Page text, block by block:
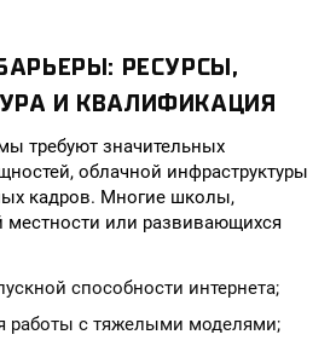
РЕСУРСЫ,
И КВАЛИФИКАЦИЯ
требуют значительных
облачной инфраструктуры
кадров. Многие школы,
местности или развивающихся
способности интернета;
работы с тяжелыми моделями;